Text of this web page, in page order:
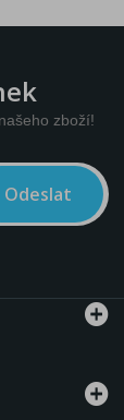
zboží!
Odeslat